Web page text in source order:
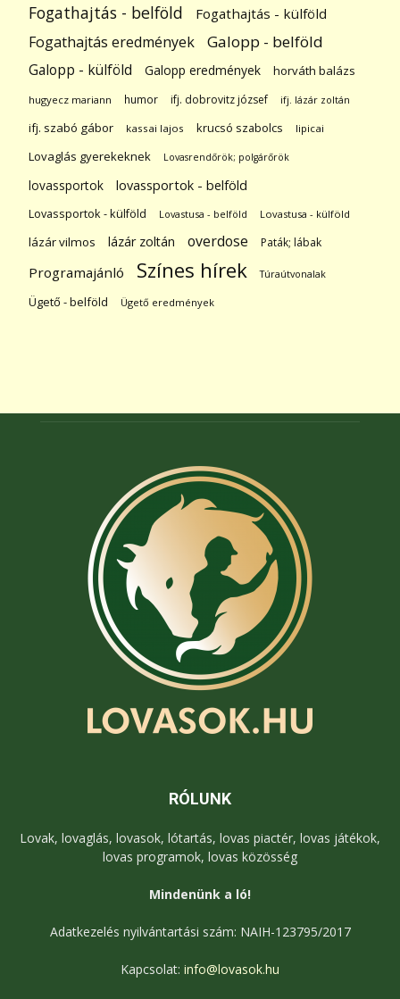
Fogathajtás - belföld Fogathajtás - külföld
Fogathajtás eredmények Galopp - belföld
Galopp - külföld Galopp eredmények horváth balázs
hugyecz mariann humor ifj. dobrovitz józsef ifj. lázár zoltán
ifj. szabó gábor kassai lajos krucsó szabolcs lipicai
Lovaglás gyerekeknek Lovasrendőrök; polgárőrök
lovassportok lovassportok - belföld
Lovassportok - külföld Lovastusa - belföld Lovastusa - külföld
lázár vilmos lázár zoltán overdose Paták; lábak
Programajánló Színes hírek Túraútvonalak
Ügető - belföld Ügető eredmények
RÓLUNK
Lovak, lovaglás, lovasok, lótartás, lovas piactér, lovas játékok,
lovas programok, lovas közösség
Mindenünk a ló!
Adatkezelés nyilvántartási szám: NAIH-123795/2017
Kapcsolat: info@lovasok.hu